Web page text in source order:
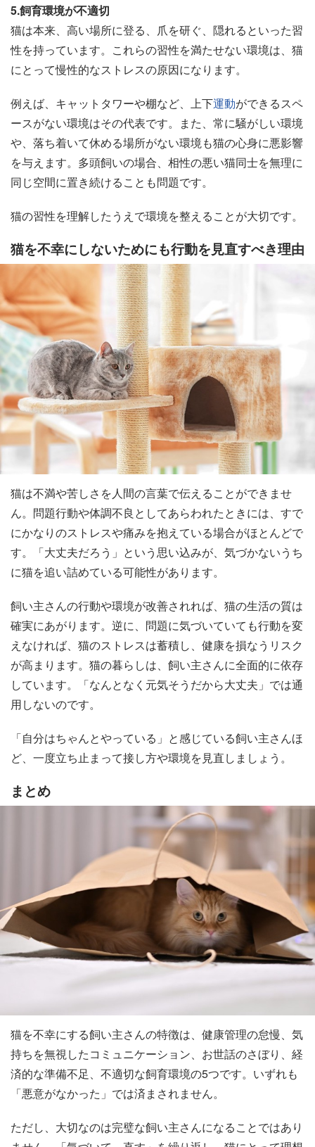
5.飼育環境が不適切
猫は本来、高い場所に登る、爪を研ぐ、隠れるといった習
性を持っています。これらの習性を満たせない環境は、猫
にとって慢性的なストレスの原因になります。
例えば、キャットタワーや棚など、上下運動ができるスペ
ースがない環境はその代表です。また、常に騒がしい環境
や、落ち着いて休める場所がない環境も猫の心身に悪影響
を与えます。多頭飼いの場合、相性の悪い猫同士を無理に
同じ空間に置き続けることも問題です。
猫の習性を理解したうえで環境を整えることが大切です。
猫を不幸にしないためにも行動を見直すべき理由
猫は不満や苦しさを人間の言葉で伝えることができませ
ん。問題行動や体調不良としてあらわれたときには、すで
にかなりのストレスや痛みを抱えている場合がほとんどで
す。「大丈夫だろう」という思い込みが、気づかないうち
に猫を追い詰めている可能性があります。
飼い主さんの行動や環境が改善されれば、猫の生活の質は
確実にあがります。逆に、問題に気づいていても行動を変
えなければ、猫のストレスは蓄積し、健康を損なうリスク
が高まります。猫の暮らしは、飼い主さんに全面的に依存
しています。「なんとなく元気そうだから大丈夫」では通
用しないのです。
「自分はちゃんとやっている」と感じている飼い主さんほ
ど、一度立ち止まって接し方や環境を見直しましょう。
まとめ
猫を不幸にする飼い主さんの特徴は、健康管理の怠慢、気
持ちを無視したコミュニケーション、お世話のさぼり、経
済的な準備不足、不適切な飼育環境の5つです。いずれも
「悪意がなかった」では済まされません。
ただし、大切なのは完璧な飼い主さんになることではあり